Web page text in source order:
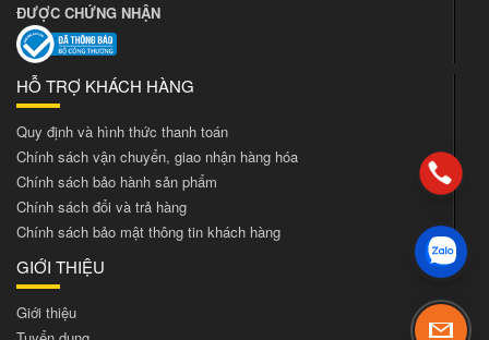
ĐƯỢC CHỨNG NHẬN
HỖ TRỢ KHÁCH HÀNG
Quy định và hình thức thanh toán
Chính sách vận chuyển, giao nhận hàng hóa
Chính sách bảo hành sản phẩm
Chính sách đổi và trả hàng
Chính sách bảo mật thông tin khách hàng
GIỚI THIỆU
Giới thiệu